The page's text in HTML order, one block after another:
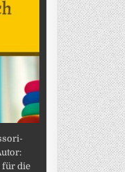
für die